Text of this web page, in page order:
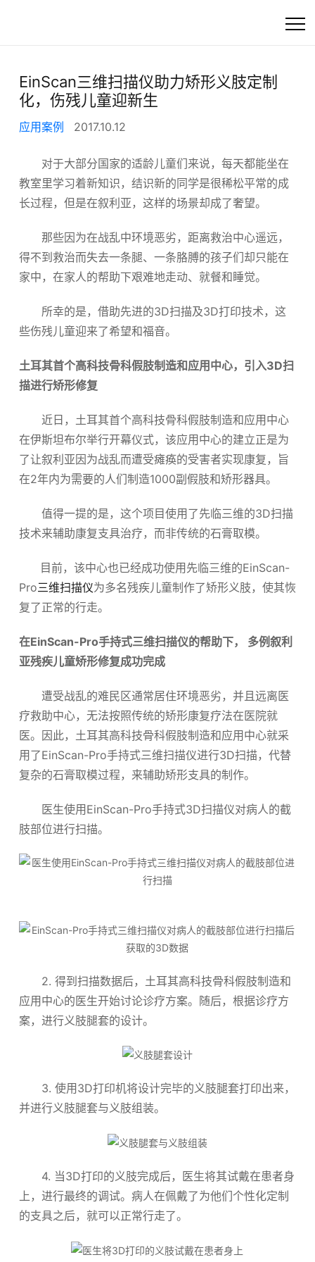
高精度工业3D扫描
产品
客户支持
关于我们
EinScan三维扫描仪助力矫形义肢定制
化，伤残儿童迎新生
应用案例 2017.10.12
对于大部分国家的适龄儿童们来说，每天都能坐在
教室里学习着新知识，结识新的同学是很稀松平常的成
长过程，但是在叙利亚，这样的场景却成了奢望。
那些因为在战乱中环境恶劣，距离救治中心遥远，
得不到救治而失去一条腿、一条胳膊的孩子们却只能在
家中，在家人的帮助下艰难地走动、就餐和睡觉。
所幸的是，借助先进的3D扫描及3D打印技术，这
些伤残儿童迎来了希望和福音。
土耳其首个高科技骨科假肢制造和应用中心，引入3D扫
描进行矫形修复
近日，土耳其首个高科技骨科假肢制造和应用中心
在伊斯坦布尔举行开幕仪式，该应用中心的建立正是为
了让叙利亚因为战乱而遭受瘫痪的受害者实现康复，旨
在2年内为需要的人们制造1000副假肢和矫形器具。
值得一提的是，这个项目使用了先临三维的3D扫描
技术来辅助康复支具治疗，而非传统的石膏取模。
目前，该中心也已经成功使用先临三维的EinScan-
Pro三维扫描仪为多名残疾儿童制作了矫形义肢，使其恢
复了正常的行走。
在EinScan-Pro手持式三维扫描仪的帮助下， 多例叙利
亚残疾儿童矫形修复成功完成
遭受战乱的难民区通常居住环境恶劣，并且远离医
疗救助中心，无法按照传统的矫形康复疗法在医院就
医。因此，土耳其高科技骨科假肢制造和应用中心就采
用了EinScan-Pro手持式三维扫描仪进行3D扫描，代替
复杂的石膏取模过程，来辅助矫形支具的制作。
医生使用EinScan-Pro手持式3D扫描仪对病人的截
肢部位进行扫描。
2. 得到扫描数据后，土耳其高科技骨科假肢制造和
应用中心的医生开始讨论诊疗方案。随后，根据诊疗方
案，进行义肢腿套的设计。
3. 使用3D打印机将设计完毕的义肢腿套打印出来，
并进行义肢腿套与义肢组装。
4. 当3D打印的义肢完成后，医生将其试戴在患者身
上，进行最终的调试。病人在佩戴了为他们个性化定制
的支具之后，就可以正常行走了。